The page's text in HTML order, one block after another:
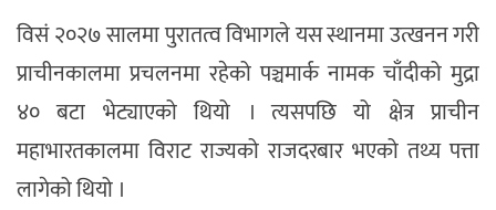
विसं २०२७ सालमा पुरातत्व विभागले यस स्थानमा उत्खनन गरी
प्राचीनकालमा प्रचलनमा रहेको पञ्चमार्क नामक चाँदीको मुद्रा
४० बटा भेट्याएको थियो । त्यसपछि यो क्षेत्र प्राचीन
महाभारतकालमा विराट राज्यको राजदरबार भएको तथ्य पत्ता
लागेको थियो ।